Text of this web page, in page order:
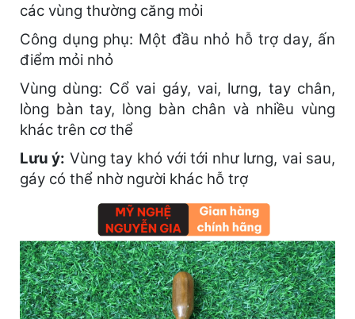
các vùng thường căng mỏi
Công dụng phụ: Một đầu nhỏ hỗ trợ day, ấn
điểm mỏi nhỏ
Vùng dùng: Cổ vai gáy, vai, lưng, tay chân,
lòng bàn tay, lòng bàn chân và nhiều vùng
khác trên cơ thể
Lưu ý: Vùng tay khó với tới như lưng, vai sau,
gáy có thể nhờ người khác hỗ trợ